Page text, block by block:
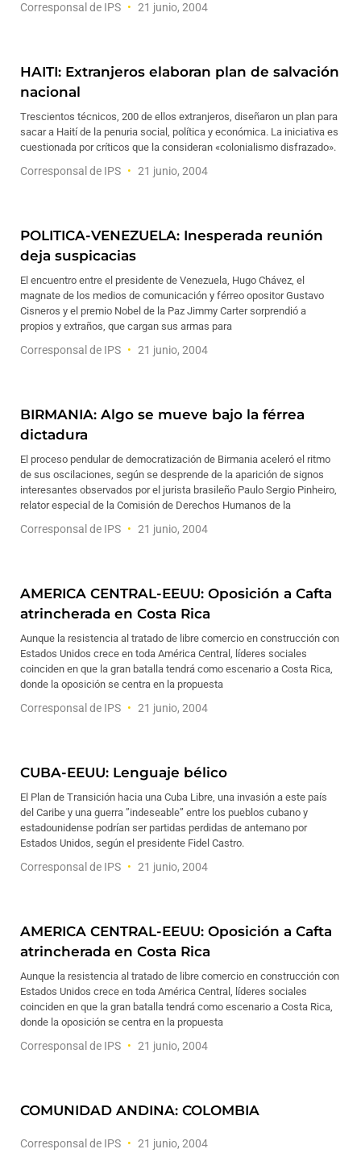
Corresponsal de IPS 21 junio, 2004
HAITI: Extranjeros elaboran plan de salvación
nacional
Trescientos técnicos, 200 de ellos extranjeros, diseñaron un plan para
sacar a Haití de la penuria social, política y económica. La iniciativa es
cuestionada por críticos que la consideran «colonialismo disfrazado».
Corresponsal de IPS 21 junio, 2004
POLITICA-VENEZUELA: Inesperada reunión
deja suspicacias
El encuentro entre el presidente de Venezuela, Hugo Chávez, el
magnate de los medios de comunicación y férreo opositor Gustavo
Cisneros y el premio Nobel de la Paz Jimmy Carter sorprendió a
propios y extraños, que cargan sus armas para
Corresponsal de IPS 21 junio, 2004
BIRMANIA: Algo se mueve bajo la férrea
dictadura
El proceso pendular de democratización de Birmania aceleró el ritmo
de sus oscilaciones, según se desprende de la aparición de signos
interesantes observados por el jurista brasileño Paulo Sergio Pinheiro,
relator especial de la Comisión de Derechos Humanos de la
Corresponsal de IPS 21 junio, 2004
AMERICA CENTRAL-EEUU: Oposición a Cafta
atrincherada en Costa Rica
Aunque la resistencia al tratado de libre comercio en construcción con
Estados Unidos crece en toda América Central, líderes sociales
coinciden en que la gran batalla tendrá como escenario a Costa Rica,
donde la oposición se centra en la propuesta
Corresponsal de IPS 21 junio, 2004
CUBA-EEUU: Lenguaje bélico
El Plan de Transición hacia una Cuba Libre, una invasión a este país
del Caribe y una guerra ”indeseable” entre los pueblos cubano y
estadounidense podrían ser partidas perdidas de antemano por
Estados Unidos, según el presidente Fidel Castro.
Corresponsal de IPS 21 junio, 2004
AMERICA CENTRAL-EEUU: Oposición a Cafta
atrincherada en Costa Rica
Aunque la resistencia al tratado de libre comercio en construcción con
Estados Unidos crece en toda América Central, líderes sociales
coinciden en que la gran batalla tendrá como escenario a Costa Rica,
donde la oposición se centra en la propuesta
Corresponsal de IPS 21 junio, 2004
COMUNIDAD ANDINA: COLOMBIA
Corresponsal de IPS 21 junio, 2004